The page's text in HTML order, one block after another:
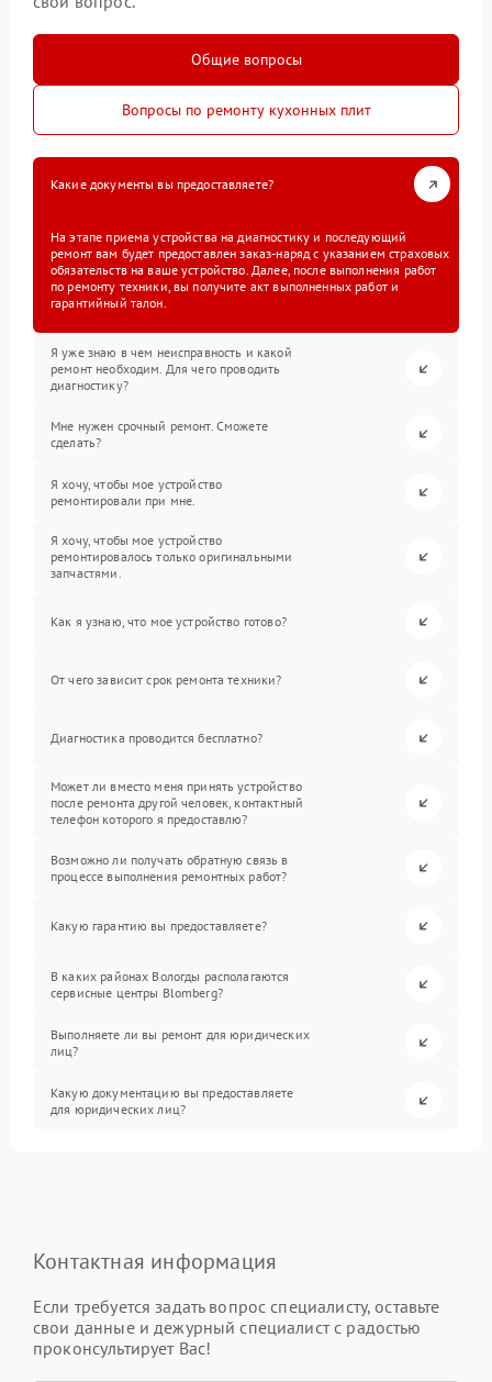
Общие вопросы
Вопросы по ремонту кухонных плит
Какие документы вы предоставляете?
На этапе приема устройства на диагностику и последующий
ремонт вам будет предоставлен заказ-наряд с указанием страховых
обязательств на ваше устройство. Далее, после выполнения работ
по ремонту техники, вы получите акт выполненных работ и
гарантийный талон.
Я уже знаю в чем неисправность и какой
ремонт необходим. Для чего проводить
диагностику?
Мне нужен срочный ремонт. Сможете
сделать?
Я хочу, чтобы мое устройство
ремонтировали при мне.
Я хочу, чтобы мое устройство
ремонтировалось только оригинальными
запчастями.
Как я узнаю, что мое устройство готово?
От чего зависит срок ремонта техники?
Диагностика проводится бесплатно?
Может ли вместо меня принять устройство
после ремонта другой человек, контактный
телефон которого я предоставлю?
Возможно ли получать обратную связь в
процессе выполнения ремонтных работ?
Какую гарантию вы предоставляете?
В каких районах Вологды располагаются
сервисные центры Blomberg?
Выполняете ли вы ремонт для юридических
лиц?
Какую документацию вы предоставляете
для юридических лиц?
Контактная информация
Если требуется задать вопрос специалисту, оставьте
свои данные и дежурный специалист с радостью
проконсультирует Вас!